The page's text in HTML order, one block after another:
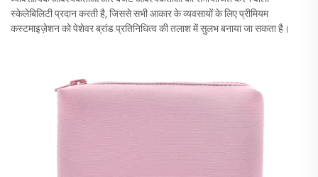
स्केलेबिलिटी प्रदान करती है, जिससे सभी आकार के व्यवसायों के लिए प्रीमियम
कस्टमाइज़ेशन को पेशेवर ब्रांड प्रतिनिधित्व की तलाश में सुलभ बनाया जा सकता है।